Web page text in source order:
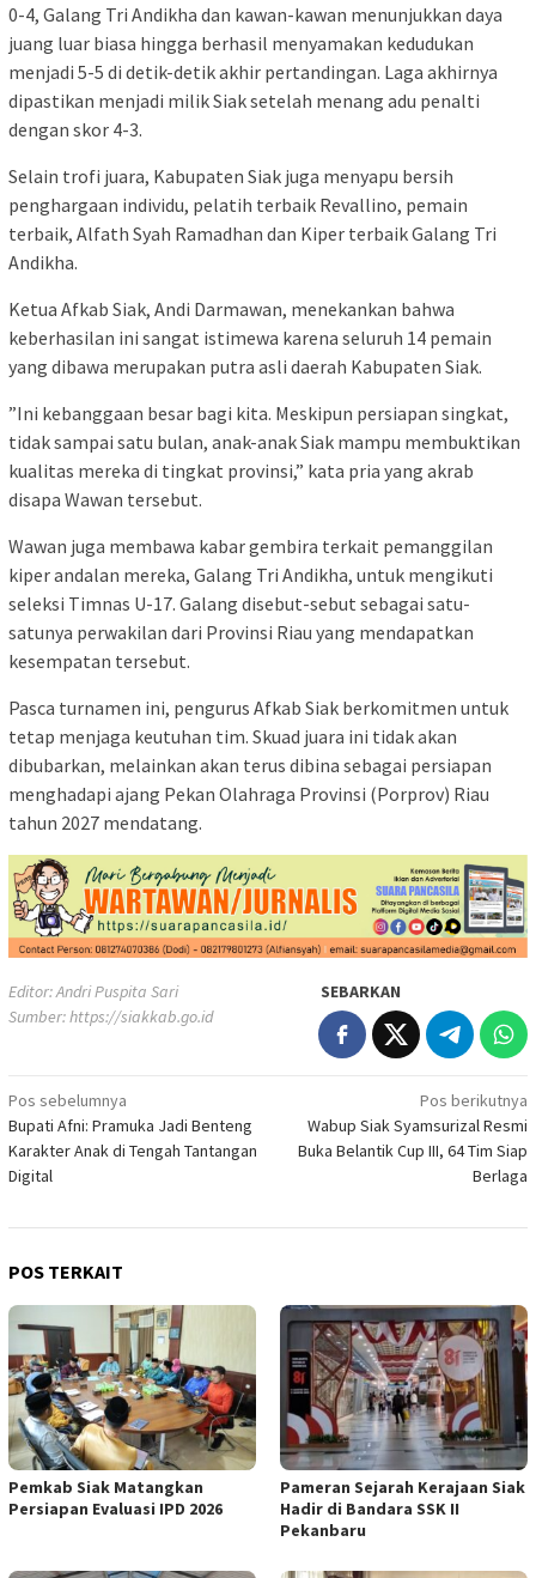
0-4, Galang Tri Andikha dan kawan-kawan menunjukkan daya
juang luar biasa hingga berhasil menyamakan kedudukan
menjadi 5-5 di detik-detik akhir pertandingan. Laga akhirnya
dipastikan menjadi milik Siak setelah menang adu penalti
dengan skor 4-3.
​Selain trofi juara, Kabupaten Siak juga menyapu bersih
penghargaan individu, ​pelatih terbaik Revallino, pemain
terbaik, Alfath Syah Ramadhan dan ​Kiper terbaik Galang Tri
Andikha.
​Ketua Afkab Siak, Andi Darmawan, menekankan bahwa
keberhasilan ini sangat istimewa karena seluruh 14 pemain
yang dibawa merupakan putra asli daerah Kabupaten Siak.
​”Ini kebanggaan besar bagi kita. Meskipun persiapan singkat,
tidak sampai satu bulan, anak-anak Siak mampu membuktikan
kualitas mereka di tingkat provinsi,” kata pria yang akrab
disapa Wawan tersebut.
​Wawan juga membawa kabar gembira terkait pemanggilan
kiper andalan mereka, Galang Tri Andikha, untuk mengikuti
seleksi Timnas U-17. Galang disebut-sebut sebagai satu-
satunya perwakilan dari Provinsi Riau yang mendapatkan
kesempatan tersebut.
​Pasca turnamen ini, pengurus Afkab Siak berkomitmen untuk
tetap menjaga keutuhan tim. Skuad juara ini tidak akan
dibubarkan, melainkan akan terus dibina sebagai persiapan
menghadapi ajang Pekan Olahraga Provinsi (Porprov) Riau
tahun 2027 mendatang.
Editor: Andri Puspita Sari
Sumber:https://siakkab.go.id
SEBARKAN
Navigasi
pos
Pos sebelumnya
Bupati Afni: Pramuka Jadi Benteng
Karakter Anak di Tengah Tantangan
Digital
Pos berikutnya
Wabup Siak Syamsurizal Resmi
Buka Belantik Cup III, 64 Tim Siap
Berlaga
POS TERKAIT
Pemkab Siak Matangkan
Persiapan Evaluasi IPD 2026
Pameran Sejarah Kerajaan Siak
Hadir di Bandara SSK II
Pekanbaru